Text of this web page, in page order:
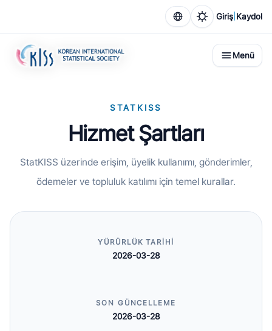
Giriş Kaydol
Menü
STATKISS
Hizmet Şartları
StatKISS üzerinde erişim, üyelik kullanımı, gönderimler,
ödemeler ve topluluk katılımı için temel kurallar.
YÜRÜRLÜK TARIHI
2026-03-28
SON GÜNCELLEME
2026-03-28